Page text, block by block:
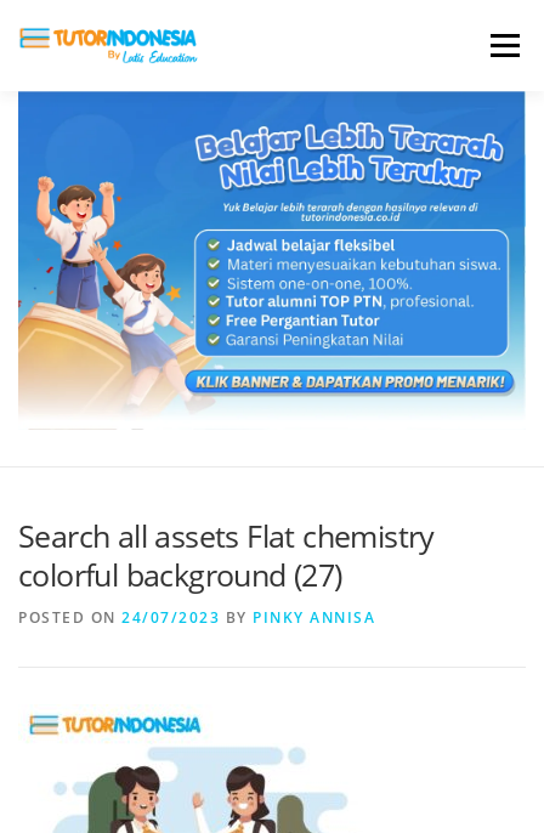
Menu
ABOUT US JADI PENGAJAR
BIAYA LES TESTIMONI PROFIL ALUMNI
BLOG DAFTAR SEKOLAH
Search all assets Flat chemistry
colorful background (27)
POSTED ON 24/07/2023 BY PINKY ANNISA